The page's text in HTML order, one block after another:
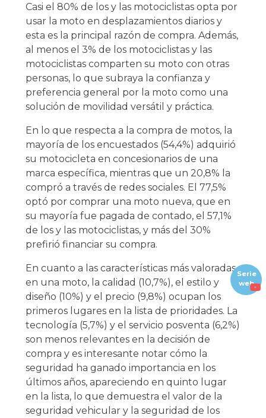
Casi el 80% de los y las motociclistas opta por
usar la moto en desplazamientos diarios y
esta es la principal razón de compra. Además,
al menos el 3% de los motociclistas y las
motociclistas comparten su moto con otras
personas, lo que subraya la confianza y
preferencia general por la moto como una
solución de movilidad versátil y práctica.
En lo que respecta a la compra de motos, la
mayoría de los encuestados (54,4%) adquirió
su motocicleta en concesionarios de una
marca específica, mientras que un 20,8% la
compró a través de redes sociales. El 77,5%
optó por comprar una moto nueva, que en
su mayoría fue pagada de contado, el 57,1%
de los y las motociclistas, y más del 30%
prefirió financiar su compra.
En cuanto a las características más valoradas
en una moto, la calidad (10,7%), el estilo y
diseño (10%) y el precio (9,8%) ocupan los
primeros lugares en la lista de prioridades. La
tecnología (5,7%) y el servicio posventa (6,2%)
son menos relevantes en la decisión de
compra y es interesante notar cómo la
seguridad ha ganado importancia en los
últimos años, apareciendo en quinto lugar
en la lista, lo que demuestra el valor de la
seguridad vehicular y la seguridad de los
Serie
web